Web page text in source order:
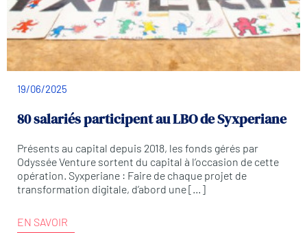
19/06/2025
80 salariés participent au LBO de Syxperiane
Présents au capital depuis 2018, les fonds gérés par
Odyssée Venture sortent du capital à l’occasion de cette
opération. Syxperiane : Faire de chaque projet de
transformation digitale, d’abord une […]
EN SAVOIR